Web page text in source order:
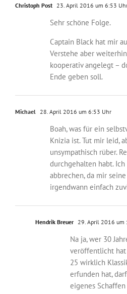
Christoph Post 23. April 2016 um 6:53
Sehr schöne Folge.
Captain Black hat mir
Verstehe aber
kooperativ angelegt –
Ende geben soll.
Michael 28. April 2016 um 6:53 Uhr
Boah, was für ein
Knizia ist. Tut mir leid,
unsympathisch rüber.
durchgehalten habt.
abbrechen, da mir
irgendwann einfach
Hendrik Breuer 29. April 2016 um
Na ja, wer 30
veröffentlicht hat
25 wirklich
erfunden hat,
eigenes